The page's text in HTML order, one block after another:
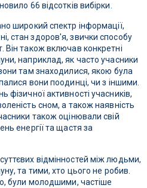
66 відсотків вибірки.
широкий спектр інформації,
стан здоров'я, звички способу
Він також включав конкретні
наприклад, як часто учасники
там знаходилися, якою була
вони поодинці, чи з іншими.
фізичної активності учасників,
сном, а також наявність
також оцінювали свій
енергії та щастя за
відмінностей між людьми,
та тими, хто цього не робив.
були молодшими, частіше